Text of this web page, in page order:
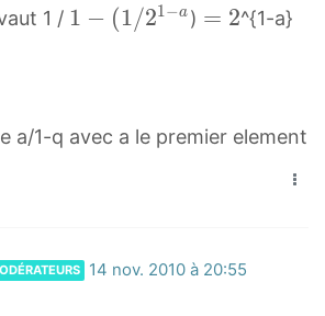
)
-
1
−
1
1 / 1
/
1
1 − (1/21−a ) =
= 2^{1-a}
1
a
a/1-q avec a le premier element
14 nov. 2010 à 20:55